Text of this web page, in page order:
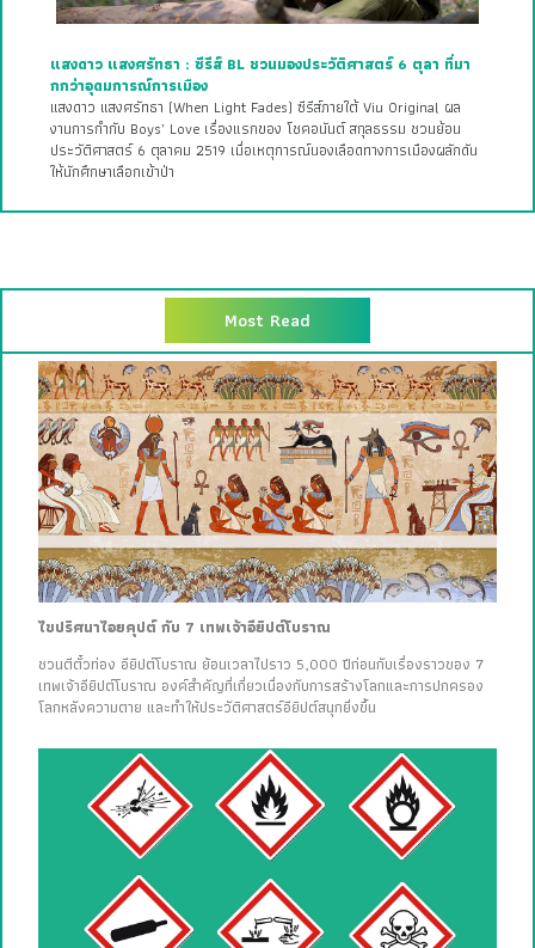
แสงดาว แสงศรัทธา : ซีรีส์ BL ชวนมองประวัติศาสตร์ 6 ตุลา ที่มา
กกว่าอุดมการณ์การเมือง
แสงดาว แสงศรัทธา (When Light Fades) ซีรีส์ภายใต้ Viu Original ผล
งานการกำกับ Boys’ Love เรื่องแรกของ โชคอนันต์ สกุลธรรม ชวนย้อน
ประวัติศาสตร์ 6 ตุลาคม 2519 เมื่อเหตุการณ์นองเลือดทางการเมืองผลักดัน
ให้นักศึกษาเลือกเข้าป่า
Most Read
ไขปริศนาไอยคุปต์ กับ 7 เทพเจ้าอียิปต์โบราณ
ชวนตีตั๋วท่อง อียิปต์โบราณ ย้อนเวลาไปราว 5,000 ปีก่อนกับเรื่องราวของ 7
เทพเจ้าอียิปต์โบราณ องค์สำคัญที่เกี่ยวเนื่องกับการสร้างโลกและการปกครอง
โลกหลังความตาย และทำให้ประวัติศาสตร์อียิปต์สนุกยิ่งขึ้น